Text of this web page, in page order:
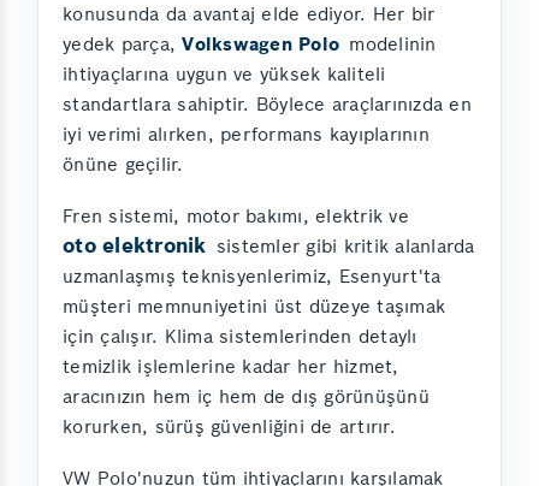
konusunda da avantaj elde ediyor. Her bir
yedek parça,Volkswagen Polo modelinin
ihtiyaçlarına uygun ve yüksek kaliteli
standartlara sahiptir. Böylece araçlarınızda en
iyi verimi alırken, performans kayıplarının
önüne geçilir.
Fren sistemi, motor bakımı, elektrik ve
oto elektronik sistemler gibi kritik alanlarda
uzmanlaşmış teknisyenlerimiz, Esenyurt'ta
müşteri memnuniyetini üst düzeye taşımak
için çalışır. Klima sistemlerinden detaylı
temizlik işlemlerine kadar her hizmet,
aracınızın hem iç hem de dış görünüşünü
korurken, sürüş güvenliğini de artırır.
VW Polo'nuzun tüm ihtiyaçlarını karşılamak